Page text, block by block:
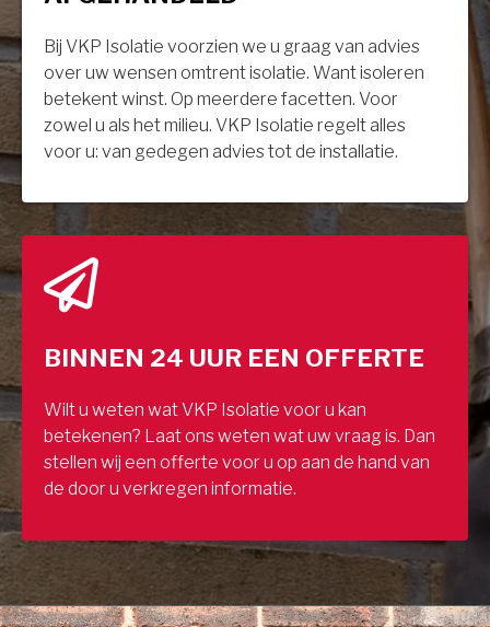
Bij VKP Isolatie voorzien we u graag van advies
over uw wensen omtrent isolatie. Want isoleren
betekent winst. Op meerdere facetten. Voor
zowel u als het milieu. VKP Isolatie regelt alles
voor u: van gedegen advies tot de installatie.
BINNEN 24 UUR EEN OFFERTE
Wilt u weten wat VKP Isolatie voor u kan
betekenen? Laat ons weten wat uw vraag is. Dan
stellen wij een offerte voor u op aan de hand van
de door u verkregen informatie.